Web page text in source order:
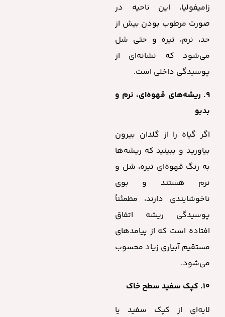
زامیفولیا، این ناحیه در
صورت مرطوب بودن بیش از
حد، نرم، تیره و حتی شل
می‌شود که نشانه‌ای از
پوسیدگی داخلی است.
۹. ریشه‌های قهوه‌ای، نرم و
بدبو
اگر گیاه را از گلدان بیرون
بیاورید و ببینید که ریشه‌ها
به رنگ قهوه‌ای تیره، شل و
نرم هستند و بوی
ناخوشایندی دارند، مطمئناً
پوسیدگی ریشه اتفاق
افتاده است که از پیامدهای
مستقیم آبیاری زیاد محسوب
می‌شود.
۱۰. کپک سفید سطح خاک
لایه‌ای از کپک سفید یا